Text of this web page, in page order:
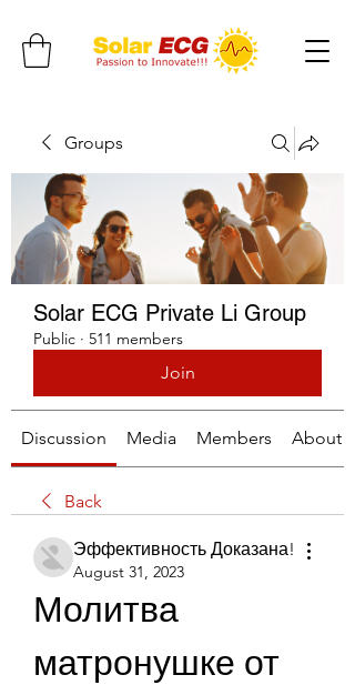
Groups
Solar ECG Private Li Group
Public · 511 members
Join
Discussion Media Members About
Back
Эффективность Доказана!
August 31, 2023
Молитва
матронушке от